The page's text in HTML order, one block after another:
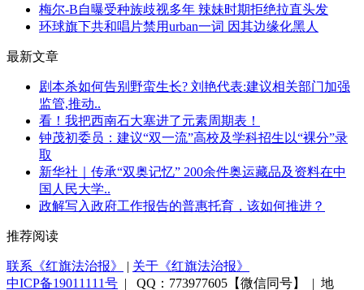
梅尔-B自曝受种族歧视多年 辣妹时期拒绝拉直头发
环球旗下共和唱片禁用urban一词 因其边缘化黑人
最新文章
剧本杀如何告别野蛮生长? 刘艳代表:建议相关部门加强
监管,推动..
看！我把西南石大塞进了元素周期表！
钟茂初委员：建议“双一流”高校及学科招生以“裸分”录
取
新华社｜传承“双奥记忆” 200余件奥运藏品及资料在中
国人民大学..
政解写入政府工作报告的普惠托育，该如何推进？
推荐阅读
联系《红旗法治报》 | 关于《红旗法治报》
中ICP备19011111号 | QQ：773977605【微信同号】 | 地